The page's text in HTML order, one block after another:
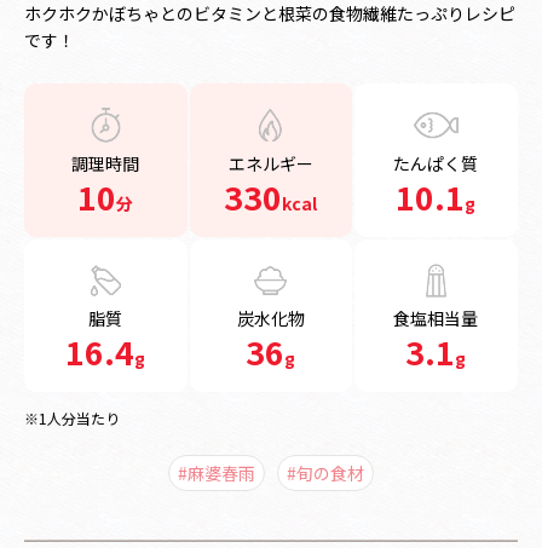
ホクホクかぼちゃとのビタミンと根菜の食物繊維たっぷりレシピ
です！
調理時間
10分
エネルギー
330kcal
たんぱく質
10.1g
脂質
16.4g
炭水化物
36g
食塩相当量
3.1g
※1人分当たり
#麻婆春雨 #旬の食材